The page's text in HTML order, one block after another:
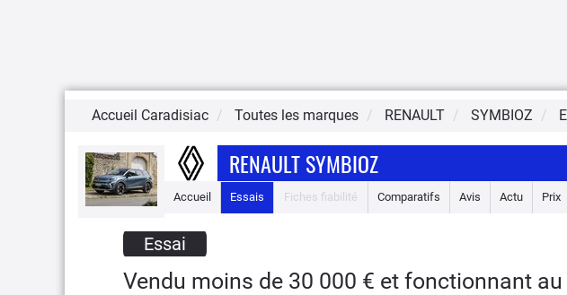
Accueil Caradisiac Toutes les marques RENAULT SYMBIOZ
RENAULT SYMBIOZ
Accueil Essais Fiches fiabilité Comparatifs Avis Actu Prix
Essai
Vendu moins de 30 000 € et fonctionnant au